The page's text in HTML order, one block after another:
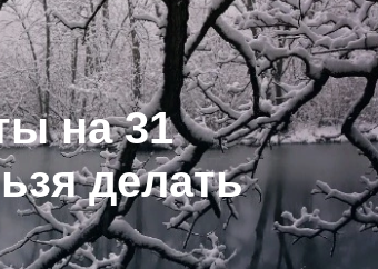
на 31
делать